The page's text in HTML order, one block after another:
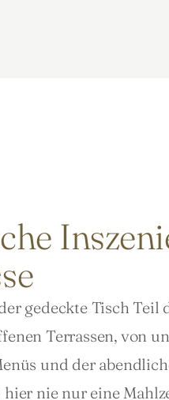
gedeckte Tisch Teil
Terrassen, von
und der
hier nie nur eine